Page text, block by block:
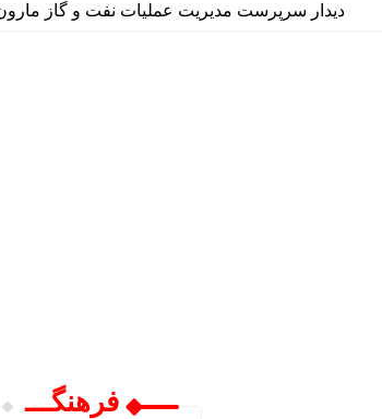
سرپرست مدیریت عملیات نفت و گاز مارون با
فرهنگـــ